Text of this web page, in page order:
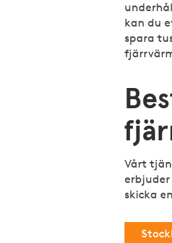
kan du
spara
Vårt
erbjuder
skicka